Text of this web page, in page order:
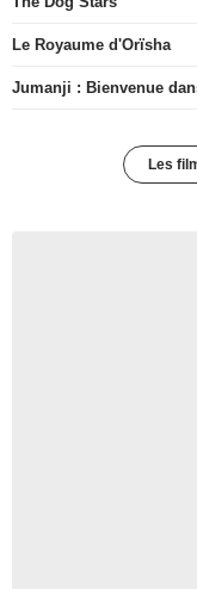
Le Royaume d'Orïsha
Jumanji : Bienvenue
Les